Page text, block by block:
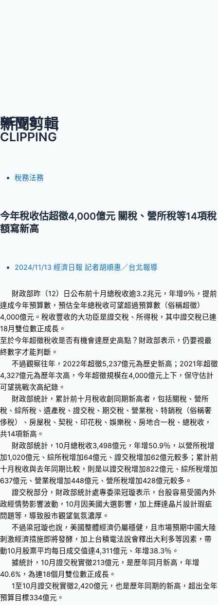
NEWS
CLIPPING
新聞剪輯
稅務法務
今年稅收估超徵4,000億元 關稅、營所稅等14項稅
額寫新高
2024/11/13 經濟日報 記者胡順惠／台北報導
財政部昨（12）日公布前十月總稅收逾3.2兆元，年增9％，提前
達成今年預算數，預估全年總稅收可望超過預算數（俗稱超徵）
4,000億元。稅收豐收的大功臣是證交稅、所得稅，其中證交稅已連
18月雙位數正成長。
至於今年超徵稅收是否有機會達歷史高點？財政部表示，仍要視最
終數字才能判斷。
不過觀察往年，2022年超徵5,237億元為歷史新高；2021年超徵
4,327億元為歷年次高，今年超徵規模在4,000億元上下，保守估計
可望挑戰次高紀錄。
財政部統計，累計前十月稅收創同期新高者，包括關稅、營所
稅、綜所稅、遺產稅、證交稅、期交稅、營業稅、特銷稅（俗稱奢
侈稅）、房屋稅、契稅、印花稅、娛樂稅、房地合一稅、總稅收，
共14項新高。
財政部統計，10月總稅收3,498億元，年增50.9％，以營所稅增
加1,020億元、綜所稅增加64億元、證交稅增加62億元較多；累計前
十月稅收與去年同期比較，則是以證交稅增加822億元、綜所稅增加
637億元、營業稅增加448億元、營所稅增加428億元較多。
證交稅部分，財政部統計處專委梁冠璇表示，台股容易受國內外
政經情勢影響波動，10月因美國大選影響，加上輝達晶片設計瑕疵
問題等，導致股市觀望氣氛濃厚。
不過梁冠璇也說，美國整體經濟仍屬穩健，且市場預期中國大陸
刺激經濟措施即將發酵，加上台積電法說會釋出大利多等因素，帶
動10月股票平均每日成交值達4,311億元、年增38.3％。
據統計，10月證交稅實徵213億元，是歷年同月新高，年增
40.6%，為連18個月雙位數正成長。
1至10月證交稅實徵2,420億元，也是歷年同期的新高，超出全年
預算目標334億元。